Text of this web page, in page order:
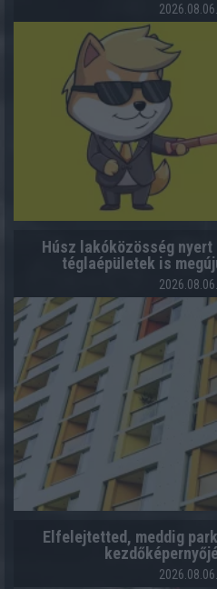
Húsz lakóközösség
téglaépületek is
Elfelejtetted, meddig